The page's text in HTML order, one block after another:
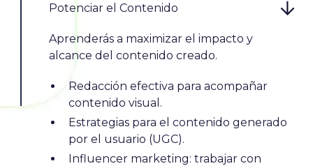
Potenciar el Contenido
Aprenderás a maximizar el impacto y
alcance del contenido creado.
Redacción efectiva para acompañar
contenido visual.
Estrategias para el contenido generado
por el usuario (UGC).
Influencer marketing: trabajar con